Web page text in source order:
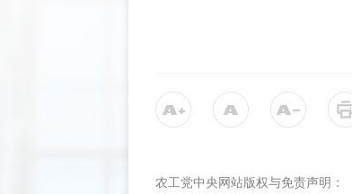
农工党中央网站版权与免责声明：